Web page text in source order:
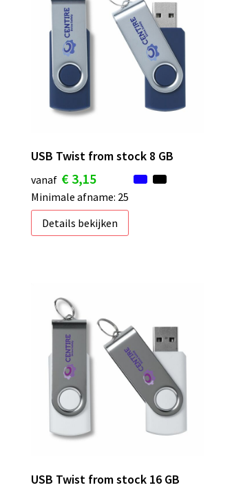
USB Twist from stock 8 GB
vanaf € 3,15
Minimale afname: 25
Details bekijken
USB Twist from stock 16 GB